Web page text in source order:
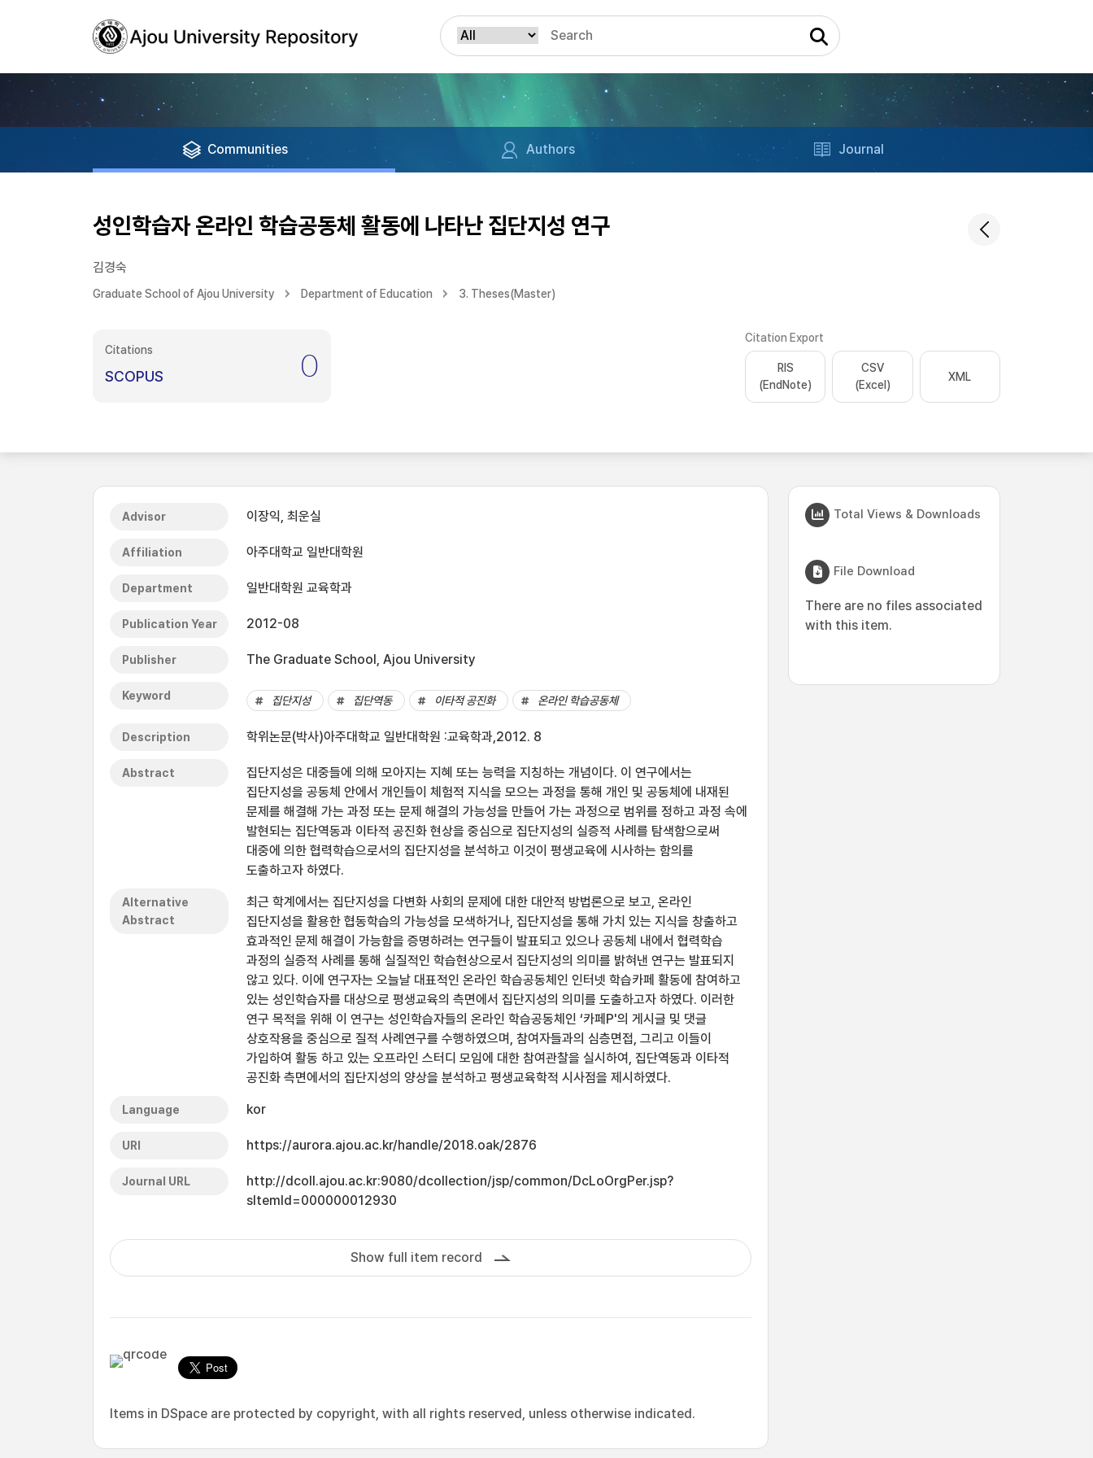
Communities Authors Journal
성인학습자 온라인 학습공동체 활동에 나타난 집단지성 연구
김경숙
Graduate School of Ajou University Department of Education 3. Theses(Master)
Citations
SCOPUS 0
Citation Export
RIS
(EndNote)
CSV
(Excel)
XML
Advisor 이장익, 최운실
Affiliation 아주대학교 일반대학원
Department 일반대학원 교육학과
Publication Year 2012-08
Publisher The Graduate School, Ajou University
Keyword 집단지성 집단역동 이타적 공진화 온라인 학습공동체
Description 학위논문(박사)아주대학교 일반대학원 :교육학과,2012. 8
Abstract
집단지성은 대중들에 의해 모아지는 지혜 또는 능력을 지칭하는 개념이다. 이 연구에서는
집단지성을 공동체 안에서 개인들이 체험적 지식을 모으는 과정을 통해 개인 및 공동체에 내재된
문제를 해결해 가는 과정 또는 문제 해결의 가능성을 만들어 가는 과정으로 범위를 정하고 과정 속에
발현되는 집단역동과 이타적 공진화 현상을 중심으로 집단지성의 실증적 사례를 탐색함으로써
대중에 의한 협력학습으로서의 집단지성을 분석하고 이것이 평생교육에 시사하는 함의를
도출하고자 하였다.
Alternative
Abstract
최근 학계에서는 집단지성을 다변화 사회의 문제에 대한 대안적 방법론으로 보고, 온라인
집단지성을 활용한 협동학습의 가능성을 모색하거나, 집단지성을 통해 가치 있는 지식을 창출하고
효과적인 문제 해결이 가능함을 증명하려는 연구들이 발표되고 있으나 공동체 내에서 협력학습
과정의 실증적 사례를 통해 실질적인 학습현상으로서 집단지성의 의미를 밝혀낸 연구는 발표되지
않고 있다. 이에 연구자는 오늘날 대표적인 온라인 학습공동체인 인터넷 학습카페 활동에 참여하고
있는 성인학습자를 대상으로 평생교육의 측면에서 집단지성의 의미를 도출하고자 하였다. 이러한
연구 목적을 위해 이 연구는 성인학습자들의 온라인 학습공동체인 ‘카페P'의 게시글 및 댓글
상호작용을 중심으로 질적 사례연구를 수행하였으며, 참여자들과의 심층면접, 그리고 이들이
가입하여 활동 하고 있는 오프라인 스터디 모임에 대한 참여관찰을 실시하여, 집단역동과 이타적
공진화 측면에서의 집단지성의 양상을 분석하고 평생교육학적 시사점을 제시하였다.
Language kor
URI https://aurora.ajou.ac.kr/handle/2018.oak/2876
Journal URL
http://dcoll.ajou.ac.kr:9080/dcollection/jsp/common/DcLoOrgPer.jsp?
sItemId=000000012930
Show full item record
Items in DSpace are protected by copyright, with all rights reserved, unless otherwise indicated.
Total Views & Downloads
File Download
There are no files associated
with this item.